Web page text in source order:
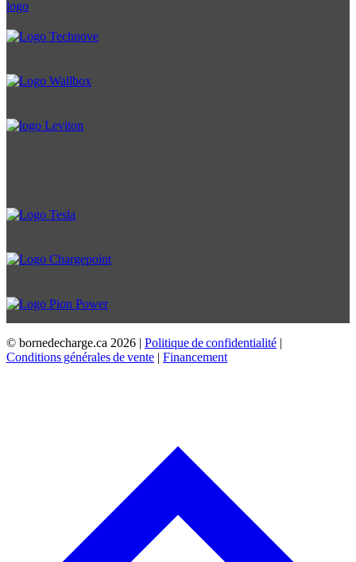
© bornedecharge.ca 2026 | Politique de confidentialité |
Conditions générales de vente | Financement